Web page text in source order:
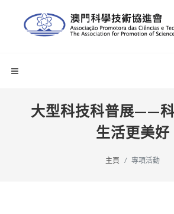
大型科技科普展——
生活更美好
主頁 專項活動